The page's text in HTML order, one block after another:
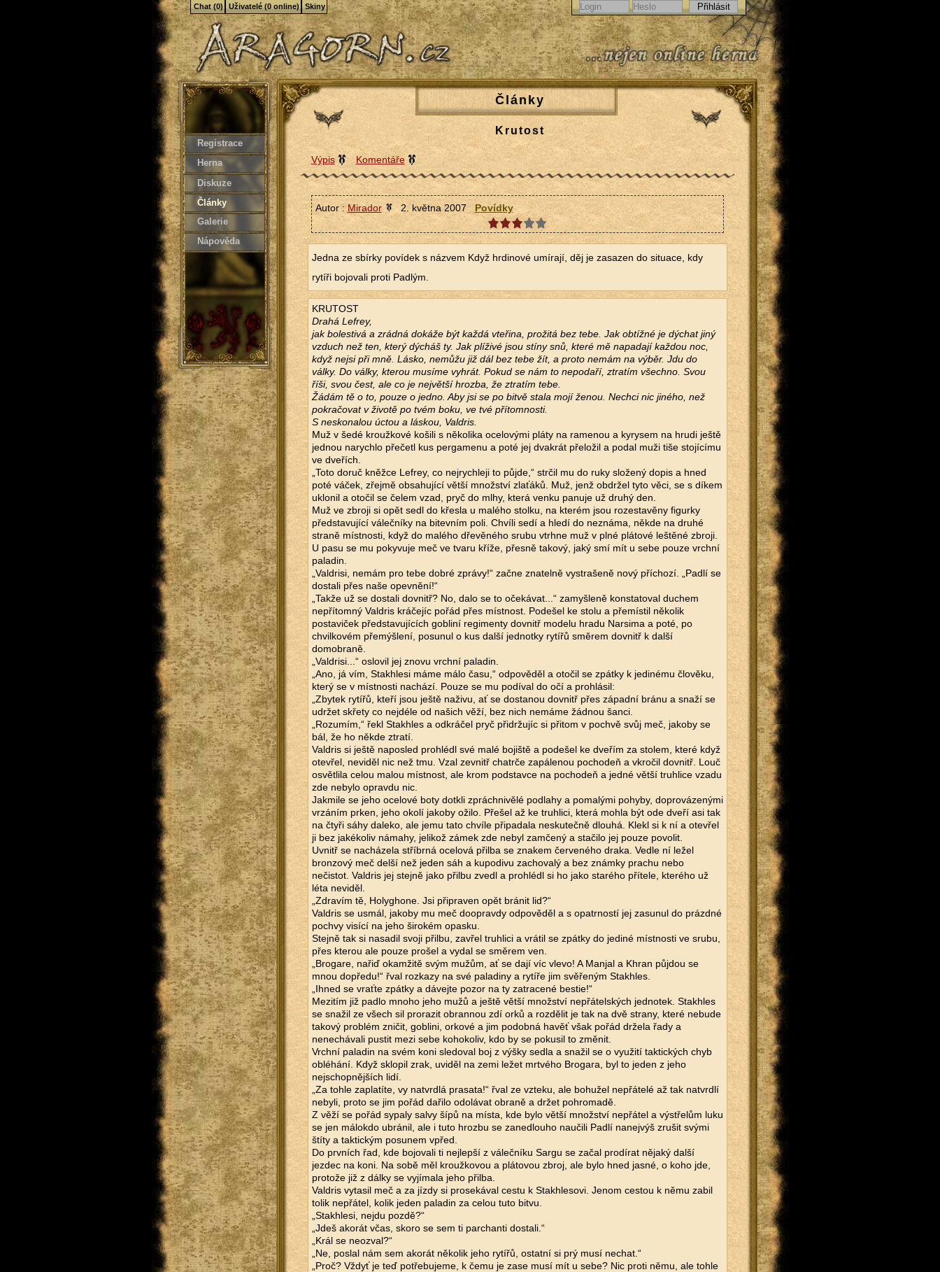
Registrace
Herna
Diskuze
Články
Galerie
Nápověda
Články
Krutost
Výpis Komentáře
Autor :Mirador 2. května 2007 Povídky
Jedna ze sbírky povídek s názvem Když hrdinové umírají, děj je zasazen do situace, kdy
rytíři bojovali proti Padlým.
KRUTOST
Drahá Lefrey,
jak bolestivá a zrádná dokáže být každá vteřina, prožitá bez tebe. Jak obtížné je dýchat jiný
vzduch než ten, který dýcháš ty. Jak plíživé jsou stíny snů, které mě napadají každou noc,
když nejsi při mně. Lásko, nemůžu již dál bez tebe žít, a proto nemám na výběr. Jdu do
války. Do války, kterou musíme vyhrát. Pokud se nám to nepodaří, ztratím všechno. Svou
říši, svou čest, ale co je největší hrozba, že ztratím tebe.
Žádám tě o to, pouze o jedno. Aby jsi se po bitvě stala mojí ženou. Nechci nic jiného, než
pokračovat v životě po tvém boku, ve tvé přítomnosti.
S neskonalou úctou a láskou, Valdris.
Muž v šedé kroužkové košili s několika ocelovými pláty na ramenou a kyrysem na hrudi ještě
jednou narychlo přečetl kus pergamenu a poté jej dvakrát přeložil a podal muži tiše stojícímu
ve dveřích.
„Toto doruč kněžce Lefrey, co nejrychleji to půjde,“ strčil mu do ruky složený dopis a hned
poté váček, zřejmě obsahující větší množství zlaťáků. Muž, jenž obdržel tyto věci, se s díkem
uklonil a otočil se čelem vzad, pryč do mlhy, která venku panuje už druhý den.
Muž ve zbroji si opět sedl do křesla u malého stolku, na kterém jsou rozestavěny figurky
představující válečníky na bitevním poli. Chvíli sedí a hledí do neznáma, někde na druhé
straně místnosti, když do malého dřevěného srubu vtrhne muž v plné plátové leštěné zbroji.
U pasu se mu pokyvuje meč ve tvaru kříže, přesně takový, jaký smí mít u sebe pouze vrchní
paladin.
„Valdrisi, nemám pro tebe dobré zprávy!“ začne znatelně vystrašeně nový příchozí. „Padlí se
dostali přes naše opevnění!“
„Takže už se dostali dovnitř? No, dalo se to očekávat...“ zamyšleně konstatoval duchem
nepřítomný Valdris kráčejíc pořád přes místnost. Podešel ke stolu a přemístil několik
postaviček představujících gobliní regimenty dovnitř modelu hradu Narsima a poté, po
chvilkovém přemýšlení, posunul o kus další jednotky rytířů směrem dovnitř k další
domobraně.
„Valdrisi...“ oslovil jej znovu vrchní paladin.
„Ano, já vím, Stakhlesi máme málo času,“ odpověděl a otočil se zpátky k jedinému člověku,
který se v místnosti nachází. Pouze se mu podíval do očí a prohlásil:
„Zbytek rytířů, kteří jsou ještě naživu, ať se dostanou dovnitř přes západní bránu a snaží se
udržet skřety co nejdéle od našich věží, bez nich nemáme žádnou šanci.
„Rozumím,“ řekl Stakhles a odkráčel pryč přidržujíc si přitom v pochvě svůj meč, jakoby se
bál, že ho někde ztratí.
Valdris si ještě naposled prohlédl své malé bojiště a podešel ke dveřím za stolem, které když
otevřel, neviděl nic než tmu. Vzal zevnitř chatrče zapálenou pochodeň a vkročil dovnitř. Louč
osvětlila celou malou místnost, ale krom podstavce na pochodeň a jedné větší truhlice vzadu
zde nebylo opravdu nic.
Jakmile se jeho ocelové boty dotkli zpráchnivělé podlahy a pomalými pohyby, doprovázenými
vrzáním prken, jeho okolí jakoby ožilo. Přešel až ke truhlici, která mohla být ode dveří asi tak
na čtyři sáhy daleko, ale jemu tato chvíle připadala neskutečně dlouhá. Klekl si k ní a otevřel
ji bez jakékoliv námahy, jelikož zámek zde nebyl zamčený a stačilo jej pouze povolit.
Uvnitř se nacházela stříbrná ocelová přilba se znakem červeného draka. Vedle ní ležel
bronzový meč delší než jeden sáh a kupodivu zachovalý a bez známky prachu nebo
nečistot. Valdris jej stejně jako přilbu zvedl a prohlédl si ho jako starého přítele, kterého už
léta neviděl.
„Zdravím tě, Holyghone. Jsi připraven opět bránit lid?“
Valdris se usmál, jakoby mu meč doopravdy odpověděl a s opatrností jej zasunul do prázdné
pochvy visící na jeho širokém opasku.
Stejně tak si nasadil svoji přilbu, zavřel truhlici a vrátil se zpátky do jediné místnosti ve srubu,
přes kterou ale pouze prošel a vydal se směrem ven.
„Brogare, nařiď okamžitě svým mužům, ať se dají víc vlevo! A Manjal a Khran půjdou se
mnou dopředu!“ řval rozkazy na své paladiny a rytíře jim svěřeným Stakhles.
„Ihned se vraťte zpátky a dávejte pozor na ty zatracené bestie!“
Mezitím již padlo mnoho jeho mužů a ještě větší množství nepřátelských jednotek. Stakhles
se snažil ze všech sil prorazit obrannou zdí orků a rozdělit je tak na dvě strany, které nebude
takový problém zničit, goblini, orkové a jim podobná havěť však pořád držela řady a
nenechávali pustit mezi sebe kohokoliv, kdo by se pokusil to změnit.
Vrchní paladin na svém koni sledoval boj z výšky sedla a snažil se o využití taktických chyb
obléhání. Když sklopil zrak, uviděl na zemi ležet mrtvého Brogara, byl to jeden z jeho
nejschopnějších lidí.
„Za tohle zaplatíte, vy natvrdlá prasata!“ řval ze vzteku, ale bohužel nepřátelé až tak natvrdlí
nebyli, proto se jim pořád dařilo odolávat obraně a držet pohromadě.
Z věží se pořád sypaly salvy šípů na místa, kde bylo větší množství nepřátel a výstřelům luku
se jen málokdo ubránil, ale i tuto hrozbu se zanedlouho naučili Padlí nanejvýš zrušit svými
štíty a taktickým posunem vpřed.
Do prvních řad, kde bojovali ti nejlepší z válečníku Sargu se začal prodírat nějaký další
jezdec na koni. Na sobě měl kroužkovou a plátovou zbroj, ale bylo hned jasné, o koho jde,
protože již z dálky se vyjímala jeho přilba.
Valdris vytasil meč a za jízdy si prosekával cestu k Stakhlesovi. Jenom cestou k němu zabil
tolik nepřátel, kolik jeden paladin za celou tuto bitvu.
„Stakhlesi, nejdu pozdě?“
„Jdeš akorát včas, skoro se sem ti parchanti dostali.“
„Král se neozval?“
„Ne, poslal nám sem akorát několik jeho rytířů, ostatní si prý musí nechat.“
„Proč? Vždyť je teď potřebujeme, k čemu je zase musí mít u sebe? Nic proti němu, ale tohle
Chat (0) Uživatelé (0 online) Skiny